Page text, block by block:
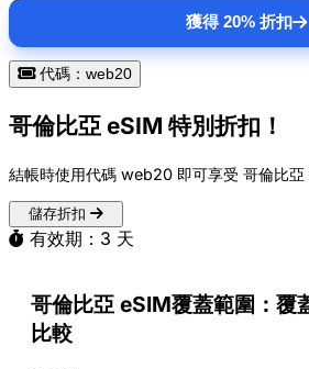
獲得 20% 折扣
代碼：web20
哥倫比亞 eSIM 特別折扣！
結帳時使用代碼 web20 即可享受 哥倫比亞
儲存折扣
有效期：3 天
哥倫比亞 eSIM覆蓋範圍：覆
比較